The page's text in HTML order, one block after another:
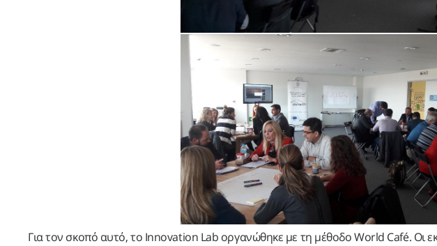
Για τον σκοπό αυτό, το Innovation Lab οργανώθηκε με τη μέθοδο World Café. Οι